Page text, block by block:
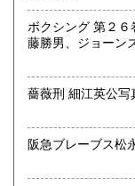
沿線名：都営新宿
最寄駅：神保町駅
営業時間：11:00〜
書籍の買取につい
色紙・掛軸・書簡
球をはじめスポー
ーブなどの実使
ボクシング 第２６巻
藤勝男、ジョーン
阪急ブレーブス松